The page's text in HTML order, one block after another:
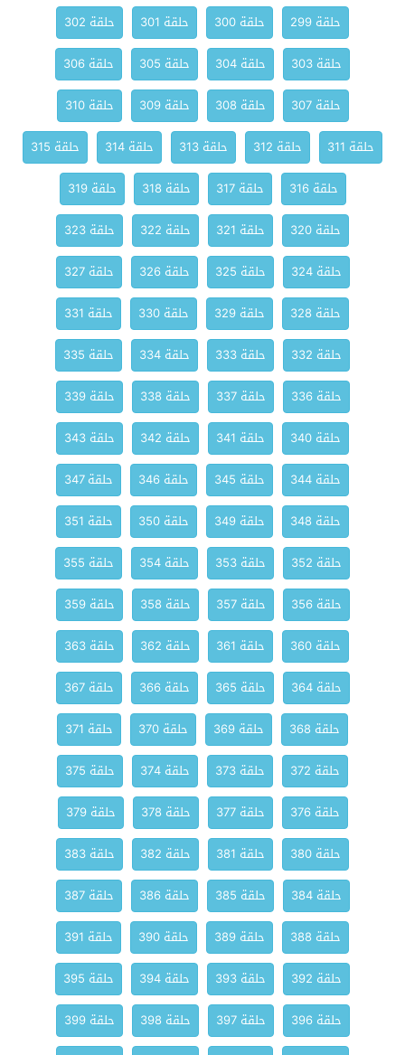
حلقة 299
حلقة 300 حلقة 301
حلقة 302
حلقة 303
حلقة 304 حلقة 305
حلقة 306
حلقة 307
حلقة 308 حلقة 309
حلقة 310
حلقة 311
حلقة 312 حلقة 313 حلقة 314
حلقة 315
حلقة 316
حلقة 317 حلقة 318
حلقة 319
حلقة 320
حلقة 321 حلقة 322
حلقة 323
حلقة 324
حلقة 325 حلقة 326
حلقة 327
حلقة 328
حلقة 329 حلقة 330
حلقة 331
حلقة 332
حلقة 333 حلقة 334
حلقة 335
حلقة 336
حلقة 337 حلقة 338
حلقة 339
حلقة 340
حلقة 341 حلقة 342
حلقة 343
حلقة 344
حلقة 345 حلقة 346
حلقة 347
حلقة 348
حلقة 349 حلقة 350
حلقة 351
حلقة 352
حلقة 353 حلقة 354
حلقة 355
حلقة 356
حلقة 357 حلقة 358
حلقة 359
حلقة 360
حلقة 361 حلقة 362
حلقة 363
حلقة 364
حلقة 365 حلقة 366
حلقة 367
حلقة 368
حلقة 369 حلقة 370
حلقة 371
حلقة 372
حلقة 373 حلقة 374
حلقة 375
حلقة 376
حلقة 377 حلقة 378
حلقة 379
حلقة 380
حلقة 381 حلقة 382
حلقة 383
حلقة 384
حلقة 385 حلقة 386
حلقة 387
حلقة 388
حلقة 389 حلقة 390
حلقة 391
حلقة 392
حلقة 393 حلقة 394
حلقة 395
حلقة 396
حلقة 397 حلقة 398
حلقة 399